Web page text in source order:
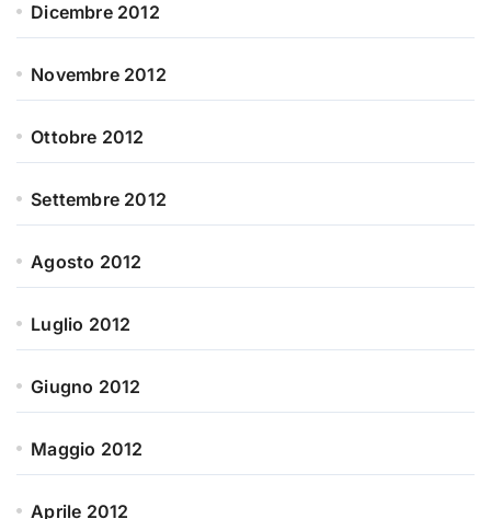
Dicembre 2012
Novembre 2012
Ottobre 2012
Settembre 2012
Agosto 2012
Luglio 2012
Giugno 2012
Maggio 2012
Aprile 2012